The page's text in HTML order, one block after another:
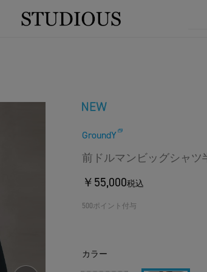
GroundY
前ドルマンビッグシャツ
￥55,000税込
500ポイント付与
カラー